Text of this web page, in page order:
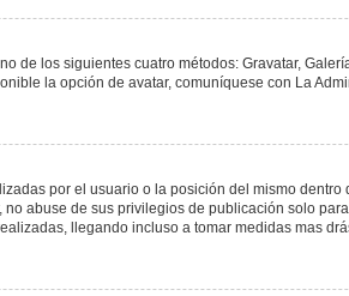
de los siguientes cuatro métodos: Gravatar,
la opción de avatar, comuníquese con La
por el usuario o la posición del mismo
abuse de sus privilegios de publicación solo
llegando incluso a tomar medidas mas